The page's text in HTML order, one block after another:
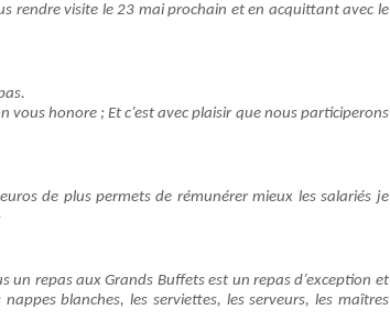
rendre visite le 23 mai prochain et en acquittant avec le
honore ; Et c’est avec plaisir que nous participerons
de plus permets de rémunérer mieux les salariés je
un repas aux Grands Buffets est un repas d’exception et
blanches, les serviettes, les serveurs, les maîtres